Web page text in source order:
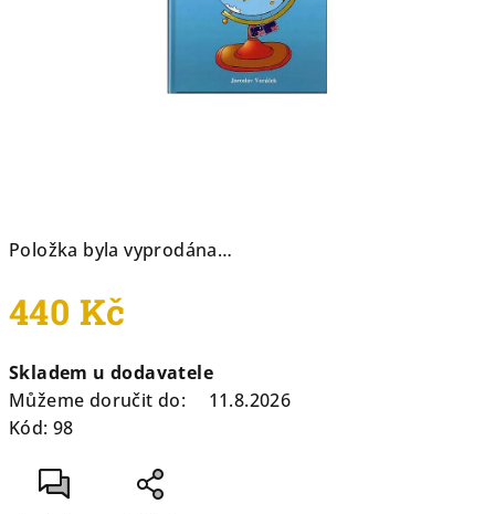
Položka byla vyprodána…
440 Kč
cena:
Skladem u dodavatele
Můžeme doručit do:
11.8.2026
Kód: 98